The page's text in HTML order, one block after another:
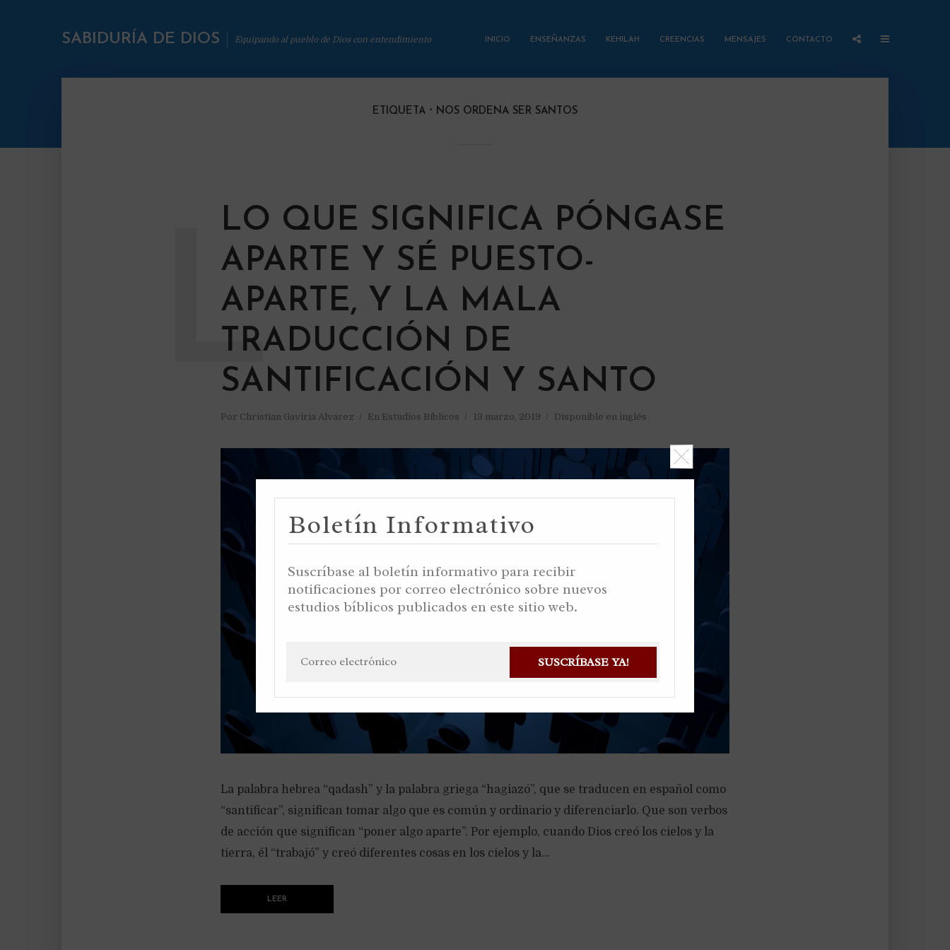
SABIDURÍA DE DIOS Equipando al pueblo de Dios con entendimiento INICIO ENSEÑANZAS KEHILAH CREENCIAS MENSAJES CONTACTO
ETIQUETA NOS ORDENA SER SANTOS
LO QUE SIGNIFICA PÓNGASE
APARTE Y SÉ PUESTO-
APARTE, Y LA MALA
TRADUCCIÓN DE
SANTIFICACIÓN Y SANTO
Por Christian Gaviria Alvarez En Estudios Bíblicos 13 marzo, 2019 Disponible en inglés
L
La palabra hebrea “qadash” y la palabra griega “hagiazó”, que se traducen en español como
“santificar”, significan tomar algo que es común y ordinario y diferenciarlo. Que son verbos
de acción que significan “poner algo aparte”. Por ejemplo, cuando Dios creó los cielos y la
tierra, él “trabajó” y creó diferentes cosas en los cielos y la...
LEER
SUSCRÍBASE YA!
Boletín Informativo
Suscríbase al boletín informativo para recibir
notificaciones por correo electrónico sobre nuevos
estudios bíblicos publicados en este sitio web.